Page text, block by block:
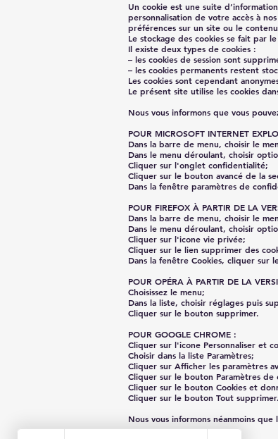
Un cookie est une suite
personnalisation de votre accès à
préférences sur un site ou le
Le stockage des cookies se fait par
Il existe deux types de cookies :
– les cookies de session sont
– les cookies permanents restent
Les cookies sont cependant
Le présent site utilise les cookies
Nous vous informons que vous
POUR MICROSOFT INTERNET
Dans la barre de menu, choisir le
Dans le menu déroulant, choisir
Cliquer sur l'onglet confidentialité;
Cliquer sur le bouton avancé de la
Dans la fenêtre paramètres de
POUR FIREFOX À PARTIR DE LA
Dans la barre de menu, choisir le
Dans le menu déroulant, choisir
Cliquer sur l'icone vie privée;
Cliquer sur le lien supprimer des
Dans la fenêtre Cookies, cliquer sur
POUR OPÉRA À PARTIR DE LA
Choisissez le menu;
Dans la liste, choisir réglages puis
Cliquer sur le bouton supprimer.
POUR GOOGLE CHROME :
Cliquer sur l'icone Personnaliser et
Choisir dans la liste Paramètres;
Cliquer sur Afficher les paramètres
Cliquer sur le bouton Paramètres de
Cliquer sur le bouton Cookies et
Cliquer sur le bouton Tout supprimer.
Nous vous informons néanmoins